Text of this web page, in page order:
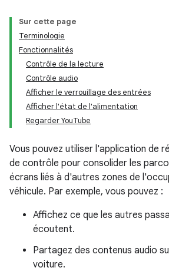
Sur cette page
Terminologie
Fonctionnalités
Contrôle de la lecture
Contrôle audio
Afficher le verrouillage des entrées
Afficher l'état de l'alimentation
Regarder YouTube
Vous pouvez utiliser l'application de
de contrôle pour consolider les
écrans liés à d'autres zones de
véhicule. Par exemple, vous pouvez :
Affichez ce que les autres
écoutent.
Partagez des contenus audio
voiture.